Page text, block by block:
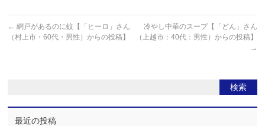
← 網戸があるのに蚊【「ヒーロ」さん
（村上市・60代・男性）からの投稿】
冷やし中華のスープ【「どん」さん
（上越市：40代：男性）からの投稿】
→
最近の投稿